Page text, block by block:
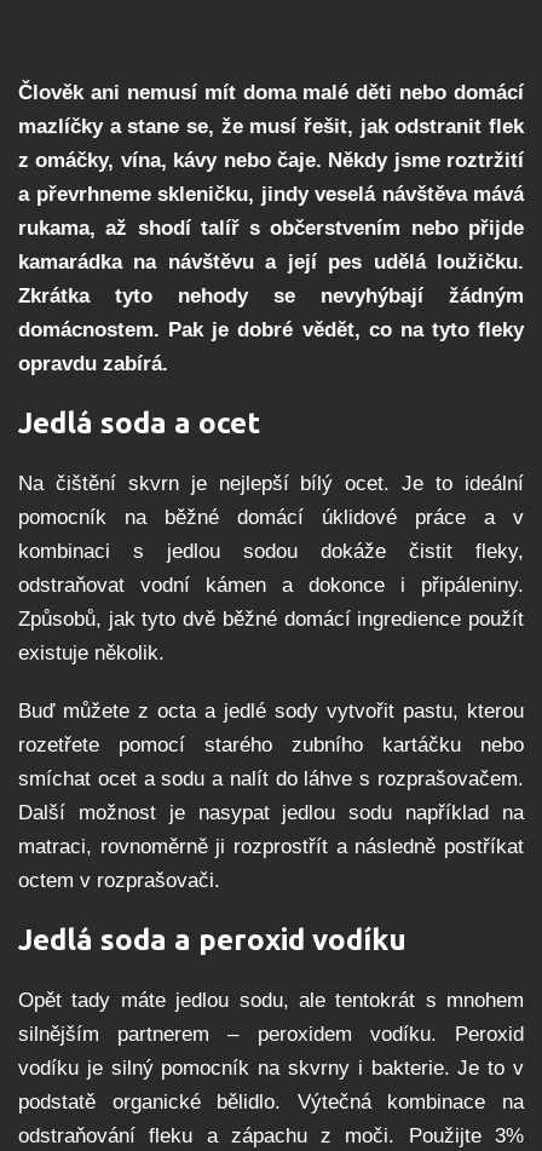
Člověk ani nemusí mít doma malé děti nebo domácí
mazlíčky a stane se, že musí řešit, jak odstranit flek
z omáčky, vína, kávy nebo čaje. Někdy jsme roztržití
a převrhneme skleničku, jindy veselá návštěva mává
rukama, až shodí talíř s občerstvením nebo přijde
kamarádka na návštěvu a její pes udělá loužičku.
Zkrátka tyto nehody se nevyhýbají žádným
domácnostem. Pak je dobré vědět, co na tyto fleky
opravdu zabírá.
Jedlá soda a ocet
Na čištění skvrn je nejlepší bílý ocet. Je to ideální
pomocník na běžné domácí úklidové práce a v
kombinaci s jedlou sodou dokáže čistit fleky,
odstraňovat vodní kámen a dokonce i připáleniny.
Způsobů, jak tyto dvě běžné domácí ingredience použít
existuje několik.
Buď můžete z octa a jedlé sody vytvořit pastu, kterou
rozetřete pomocí starého zubního kartáčku nebo
smíchat ocet a sodu a nalít do láhve s rozprašovačem.
Další možnost je nasypat jedlou sodu například na
matraci, rovnoměrně ji rozprostřít a následně postříkat
octem v rozprašovači.
Jedlá soda a peroxid vodíku
Opět tady máte jedlou sodu, ale tentokrát s mnohem
silnějším partnerem – peroxidem vodíku. Peroxid
vodíku je silný pomocník na skvrny i bakterie. Je to v
podstatě organické bělidlo. Výtečná kombinace na
odstraňování fleku a zápachu z moči. Použijte 3%